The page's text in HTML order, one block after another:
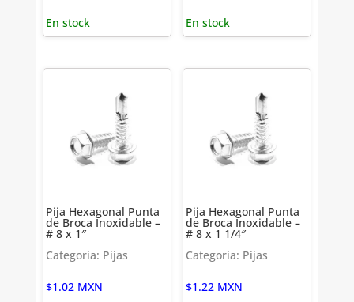
En stock En stock
Pija Hexagonal Punta
de Broca Inoxidable –
# 8 x 1″
Categoría: Pijas
$1.02 MXN
Pija Hexagonal Punta
de Broca Inoxidable –
# 8 x 1 1/4″
Categoría: Pijas
$1.22 MXN